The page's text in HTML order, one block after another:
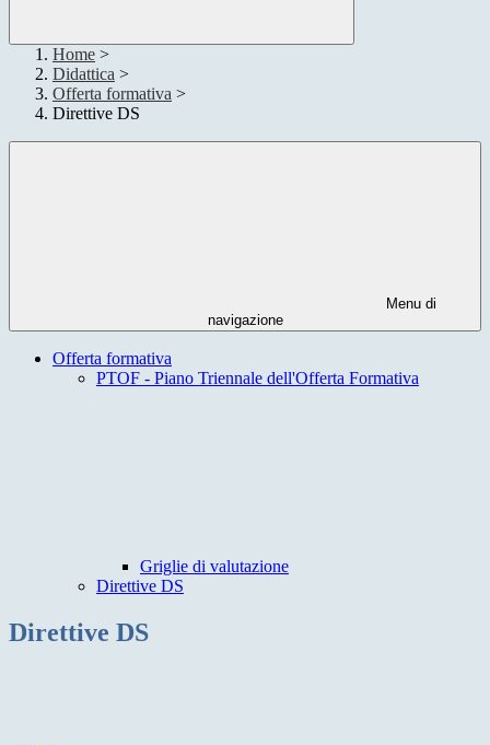
Home >
Didattica >
Offerta formativa >
Direttive DS
Menu di
navigazione
Offerta formativa
PTOF - Piano Triennale dell'Offerta Formativa
Griglie di valutazione
Direttive DS
Direttive DS